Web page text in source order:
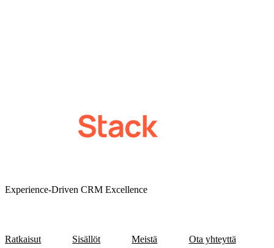
Experience-Driven CRM Excellence
Ratkaisut Sisällöt Meistä Ota yhteyttä